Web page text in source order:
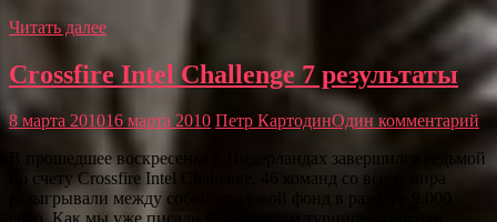
Читать далее
Crossfire Intel Challenge 7 результаты
8 марта 201016 марта 2010 Петр КартодинОдин комментарий
В прошедшее воскресенье в Нидерландах завершился седьмой
по счету Crossfire Intel Challenge. 46 команд со всего мира
разыгрывали между собой призовой фонд в размере 9.000